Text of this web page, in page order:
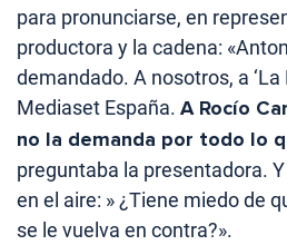
para pronunciarse, en
productora y la cadena:
demandado. A nosotros, a
Mediaset España. A Rocío
no la demanda por todo lo
preguntaba la presentadora.
en el aire: » ¿Tiene miedo de
se le vuelva en contra?».